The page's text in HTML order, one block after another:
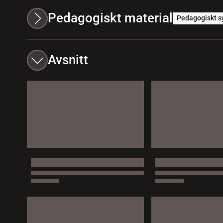
Pedagogiskt material Pedagogiskt
Avsnitt